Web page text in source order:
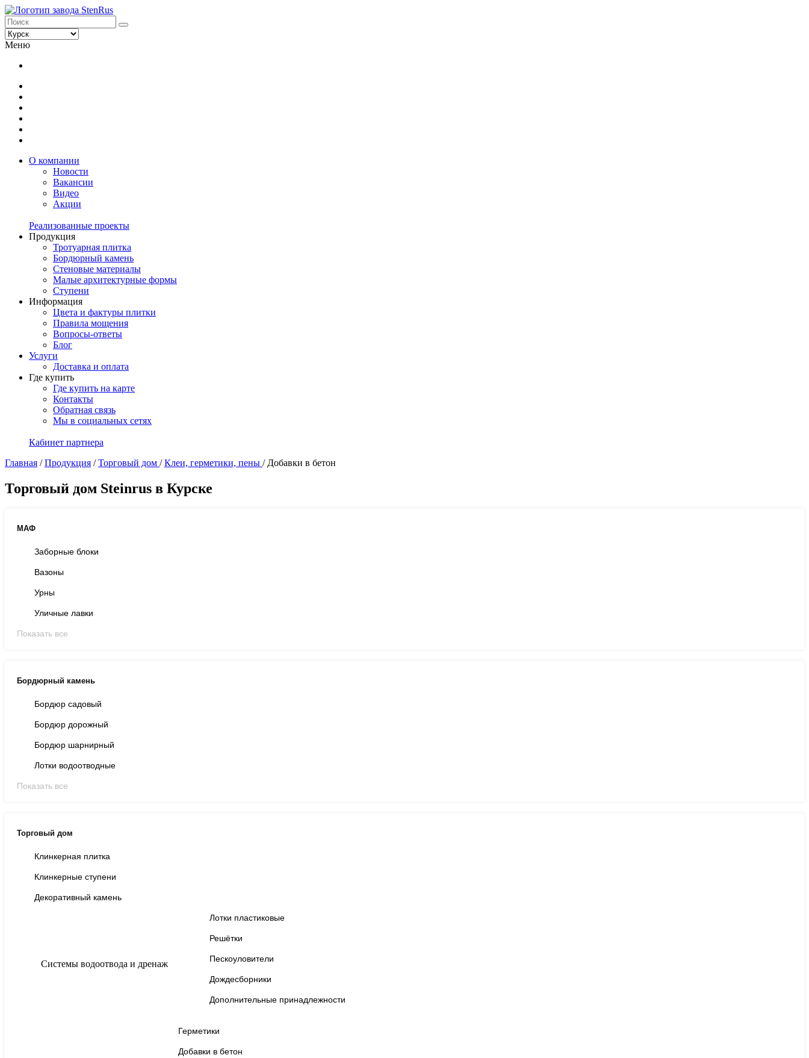
Меню
О компании
Новости
Вакансии
Видео
Акции
Реализованные проекты
Продукция
Тротуарная плитка
Бордюрный камень
Стеновые материалы
Малые архитектурные формы
Ступени
Информация
Цвета и фактуры плитки
Правила мощения
Вопросы-ответы
Блог
Услуги
Доставка и оплата
Где купить
Где купить на карте
Контакты
Обратная связь
Мы в социальных сетях
Кабинет партнера
Главная /Продукция /Торговый дом /Клеи, герметики, пены / Добавки в бетон
Торговый дом Steinrus в Курске
МАФ
Заборные блоки
Вазоны
Урны
Уличные лавки
Показать все
Бордюрный камень
Бордюр садовый
Бордюр дорожный
Бордюр шарнирный
Лотки водоотводные
Показать все
Торговый дом
Клинкерная плитка
Клинкерные ступени
Декоративный камень
Системы водоотвода и дренаж
Лотки пластиковые
Решётки
Пескоуловители
Дождесборники
Дополнительные принадлежности
Герметики
Добавки в бетон